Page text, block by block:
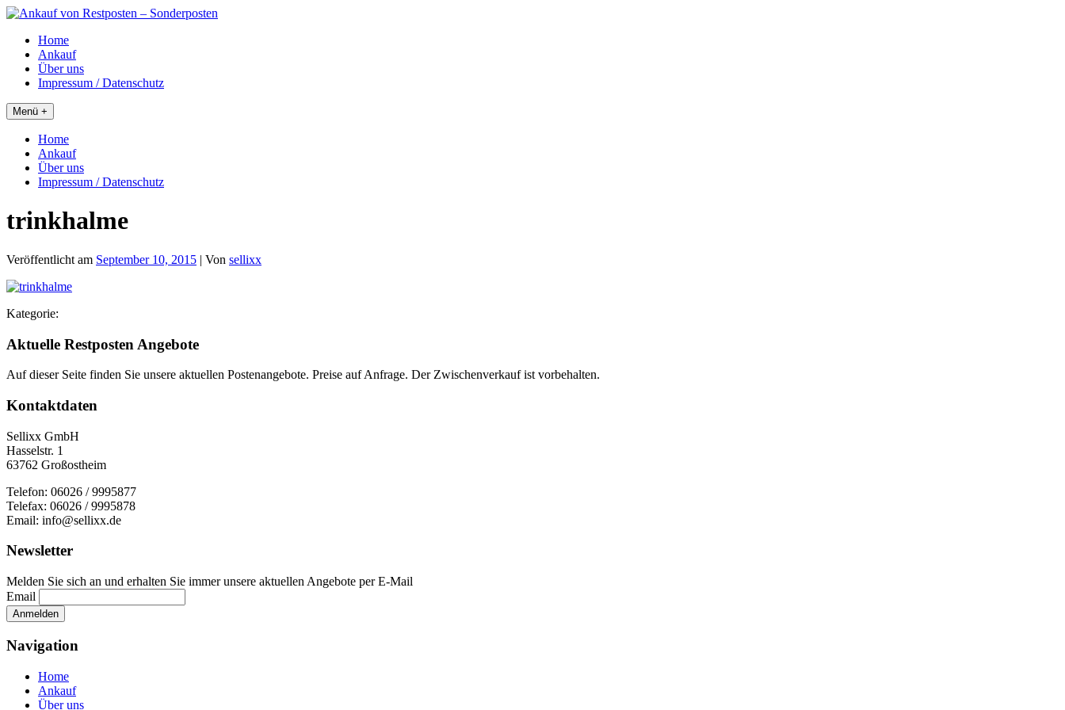
Skip
contentHome
Ankauf
Über uns
Impressum / Datenschutz
Menü +
Home
Ankauf
Über uns
Impressum / Datenschutz
trinkhalme
Veröffentlicht am September 10, 2015 | Von sellixx
Kategorie:
Aktuelle Restposten Angebote
Auf dieser Seite finden Sie unsere aktuellen Postenangebote. Preise auf Anfrage. Der Zwischenverkauf ist vorbehalten.
Kontaktdaten
Sellixx GmbH
Hasselstr. 1
63762 Großostheim
Telefon: 06026 / 9995877
Telefax: 06026 / 9995878
Email: info@sellixx.de
Newsletter
Melden Sie sich an und erhalten Sie immer unsere aktuellen Angebote per E-Mail
Email
Navigation
Home
Ankauf
Über uns